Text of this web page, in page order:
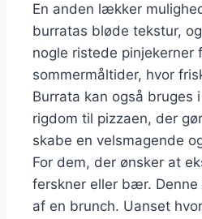
En anden lækker
burratas bløde tekstur,
nogle ristede pinjekerner
sommermåltider, hvor
Burrata kan også bruges
rigdom til pizzaen, der
skabe en velsmagende
For dem, der ønsker at
ferskner eller bær.
af en brunch. Uanset